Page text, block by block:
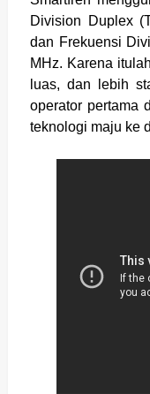
Division Duplex
dan Frekuensi
MHz. Karena
luas, dan lebih
operator pertama
teknologi maju ke